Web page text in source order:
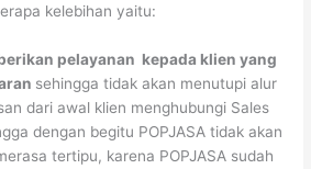
kelebihan yaitu:
pelayanan kepada klien yang
sehingga tidak akan menutupi alur
dari awal klien menghubungi Sales
dengan begitu POPJASA tidak akan
tertipu, karena POPJASA sudah